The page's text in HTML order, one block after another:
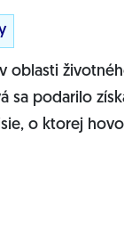
oblasti
sa podarilo
o ktorej
Kuffa. Môžem